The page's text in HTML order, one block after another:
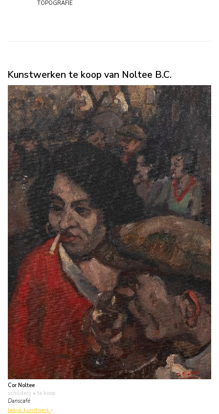
topografie
Kunstwerken te koop van Noltee B.C.
Cor Noltee
schilderij • te koop
Danscafé
bekijk kunstwerk